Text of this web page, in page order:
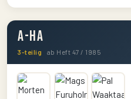
a-ha
3-teilig ab Heft 47 / 1985